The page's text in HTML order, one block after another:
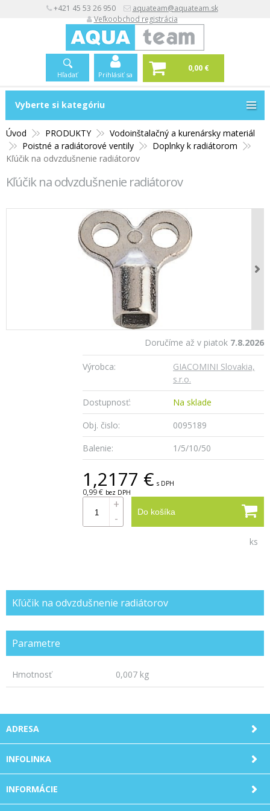
+421 45 53 26 950
aquateam@aquateam.sk
Veľkoobchod registrácia
Hľadať Prihlásiť sa
0,00 €
Vyberte si kategóriu
Úvod PRODUKTY
Vodoinštalačný a kurenársky materiál
Poistné a radiátorové ventily
Doplnky k radiátorom
Kľúčik na odvzdušnenie radiátorov
Kľúčik na odvzdušnenie radiátorov
Doručíme až v piatok 7.8.2026
Výrobca:
GIACOMINI Slovakia,
s.r.o.
Dostupnosť:
Na sklade
Obj. čislo:
0095189
Balenie:
1/5/10/50
1,2177 € s DPH
0,99 € bez DPH
Do košíka
+
-
ks
Kľúčik na odvzdušnenie radiátorov
Parametre
Hmotnosť 0,007 kg
Vyberte si kategóriu
ADRESA
INFOLINKA
INFORMÁCIE